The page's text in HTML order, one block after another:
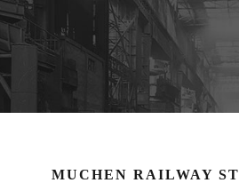
MUCHEN RAILWAY